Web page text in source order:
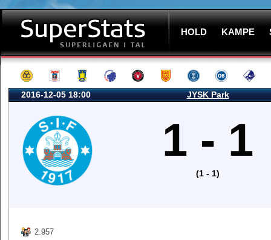
HOLD KAMPE
2016-12-05 18:00 JYSK Park
1 - 1
(1 - 1)
2.957